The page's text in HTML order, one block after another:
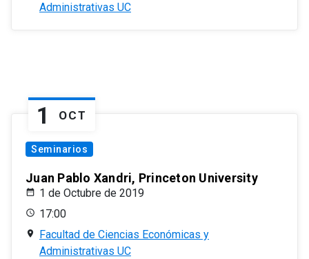
Administrativas UC
1 OCT
Seminarios
Juan Pablo Xandri, Princeton University
1 de Octubre de 2019
17:00
Facultad de Ciencias Económicas y
Administrativas UC